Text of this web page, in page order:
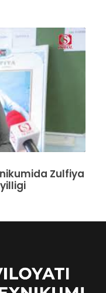
Zulfiya